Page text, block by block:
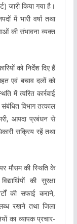
जारी किया गया है।
में भारी वर्षा तथा
की संभावना व्यक्त
को निर्देश दिए हैं
एवं बचाव दलों को
में त्वरित कार्रवाई
विभाग तत्काल
आपदा प्रबंधन से
सक्रिय रहें तथा
मौसम की स्थिति के
की सुरक्षा
की सफाई कराने,
रखने तथा जिला
का व्यापक प्रचार-